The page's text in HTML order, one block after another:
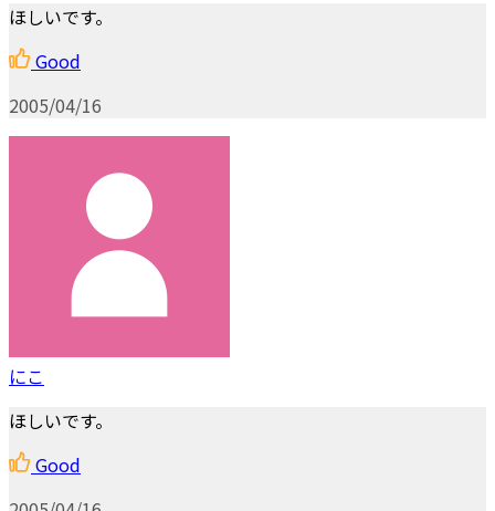
ほしいです。
Good
2005/04/16
にこ
ほしいです。
Good